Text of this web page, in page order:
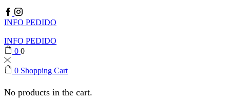
Facebook
Instagram
INFO PEDIDO
INFO PEDIDO
0 0
0 Shopping Cart
No products in the cart.